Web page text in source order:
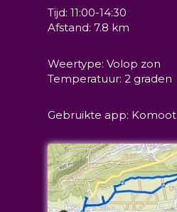
Tijd: 11:00-14:30
Afstand: 7.8 km
Weertype: Volop zon
Temperatuur: 2 graden
Gebruikte app: Komoot